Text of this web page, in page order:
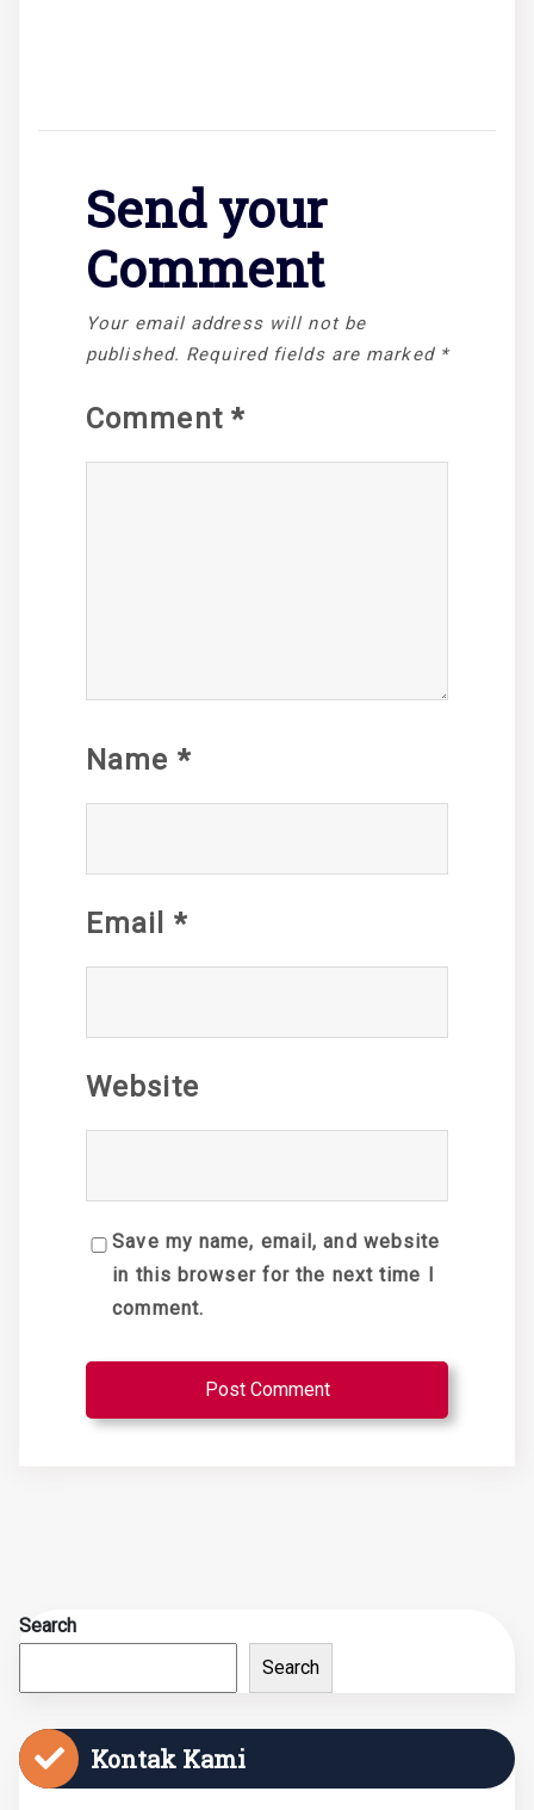
Send your
Comment
Your email address will not be
published. Required fields are marked *
Comment *
Name *
Email *
Website
Save my name, email, and website
in this browser for the next time I
comment.
Search
Search
Kontak Kami